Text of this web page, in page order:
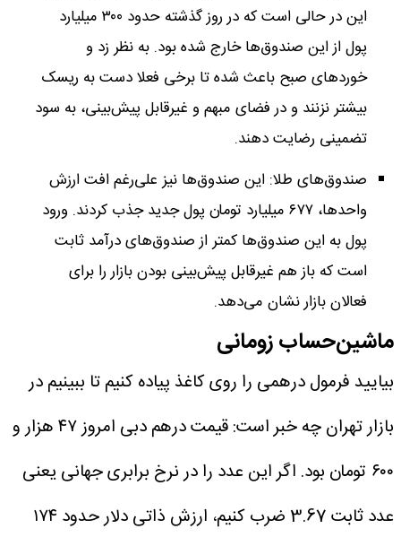
این در حالی است که در روز گذشته حدود ۳۰۰ میلیارد
پول از این صندوق‌ها خارج شده بود. به نظر زد و
خوردهای صبح باعث شده تا برخی فعلا دست به ریسک
بیشتر نزنند و در فضای مبهم و غیرقابل پیش‌بینی، به سود
تضمینی رضایت دهند.
صندوق‌های طلا: این صندوق‌ها نیز علی‌رغم افت ارزش
واحدها، ۶۷۷ میلیارد تومان پول جدید جذب کردند. ورود
پول به این صندوق‌ها کمتر از صندوق‌های درآمد ثابت
است که باز هم غیرقابل پیش‌بینی بودن بازار را برای
فعالان بازار نشان می‌دهد.
ماشین‌حساب زومانی
بیایید فرمول درهمی را روی کاغذ پیاده کنیم تا ببینیم در
بازار تهران چه خبر است: قیمت درهم دبی امروز ۴۷ هزار و
۶۰۰ تومان بود. اگر این عدد را در نرخ برابری جهانی یعنی
عدد ثابت 3.67 ضرب کنیم، ارزش ذاتی دلار حدود ۱۷۴